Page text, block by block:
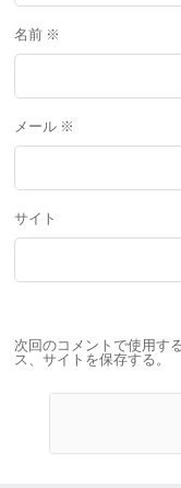
名前 ※
メール ※
サイト
次回のコメントで使用す
ス、サイトを保存する。